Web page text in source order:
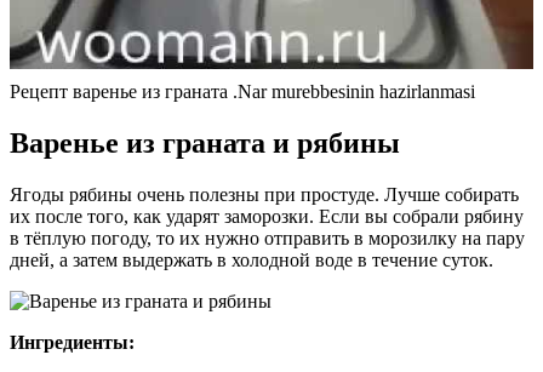
Рецепт варенье из граната .Nar murebbesinin hazirlanmasi
Варенье из граната и рябины
Ягоды рябины очень полезны при простуде. Лучше собирать
их после того, как ударят заморозки. Если вы собрали рябину
в тёплую погоду, то их нужно отправить в морозилку на пару
дней, а затем выдержать в холодной воде в течение суток.
Ингредиенты: